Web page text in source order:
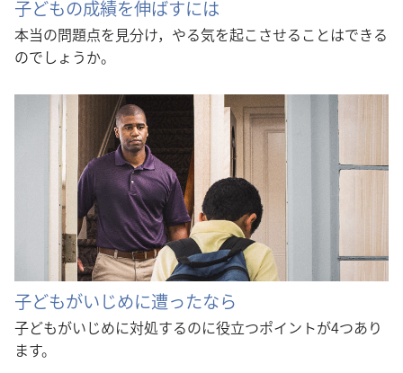
子どもの成績を伸ばすには
本当の問題点を見分け，やる気を起こさせることはできる
のでしょうか。
子どもがいじめに遭ったなら
子どもがいじめに対処するのに役立つポイントが4つあり
ます。